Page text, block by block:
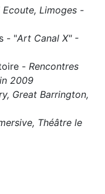
Ecoute, Limoges -
- "Art Canal X" -
- Rencontres
2009
Great Barrington,
Théâtre le